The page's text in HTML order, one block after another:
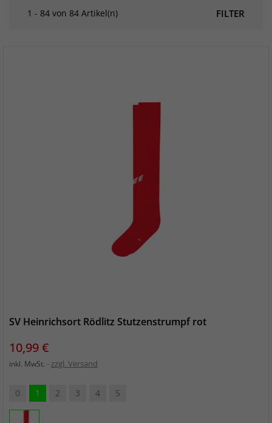
FILTER
1 - 84 von 84 Artikel(n)
SV Heinrichsort Rödlitz Stutzenstrumpf rot
Preis
10,99 €
inkl. MwSt. zzgl. Versand
0 1 2 3 4 5